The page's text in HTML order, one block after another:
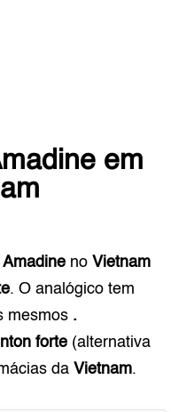
em
Amadine no Vietnam
. O analógico tem
mesmos .
forte(alternativa
da Vietnam.